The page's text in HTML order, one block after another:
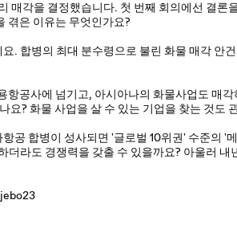
매각을 결정했습니다. 첫 번째 회의에선 결론
겪은 이유는 무엇인가요?
. 합병의 최대 분수령으로 불린 화물 매각 안
항공사에 넘기고, 아시아나의 화물사업도 매
요? 화물 사업을 살 수 있는 기업을 찾는 것도
공 합병이 성사되면 '글로벌 10위권' 수준의 '
더라도 경쟁력을 갖출 수 있을까요? 아울러 내